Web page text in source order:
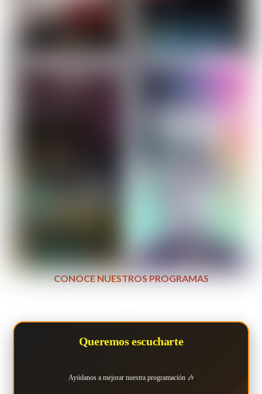
CONOCE NUESTROS PROGRAMAS
Queremos escucharte
Ayúdanos a mejorar nuestra programación 🎶